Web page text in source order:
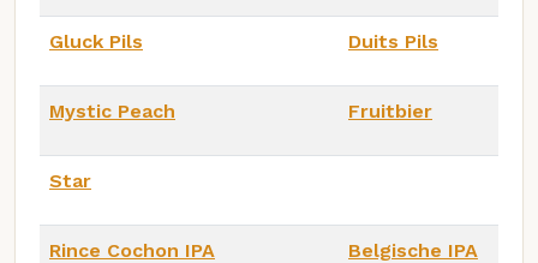
Gluck Pils Duits Pils
Mystic Peach Fruitbier
Star
Rince Cochon IPA Belgische IPA